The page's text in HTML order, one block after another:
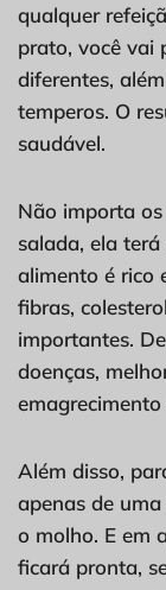
qualquer
prato, você vai
diferentes,
temperos. O
saudável.
Não importa
salada, ela
alimento é rico
fibras,
importantes.
doenças,
Além disso,
apenas de
o molho. E em
ficará pronta,